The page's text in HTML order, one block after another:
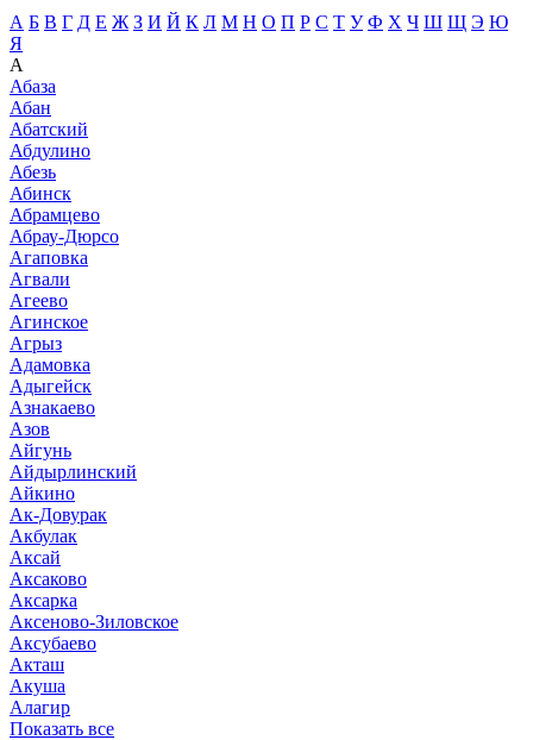
А Б В Г Д Е Ж З И Й К Л М Н О П Р С Т У Ф Х Ч Ш Щ Э Ю
Я
А
Абаза
Абан
Абатский
Абдулино
Абезь
Абинск
Абрамцево
Абрау-Дюрсо
Агаповка
Агвали
Агеево
Агинское
Агрыз
Адамовка
Адыгейск
Азнакаево
Азов
Айгунь
Айдырлинский
Айкино
Ак-Довурак
Акбулак
Аксай
Аксаково
Аксарка
Аксеново-Зиловское
Аксубаево
Акташ
Акуша
Алагир
Показать все